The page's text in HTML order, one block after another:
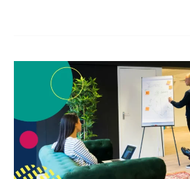
Strategia
rozwoju
na
czym
polega?